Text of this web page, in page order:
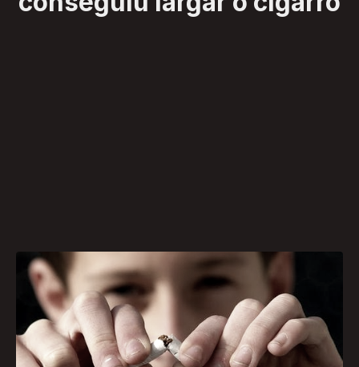
[caption id="attachment_386"
align="aligncenter" width="300"]